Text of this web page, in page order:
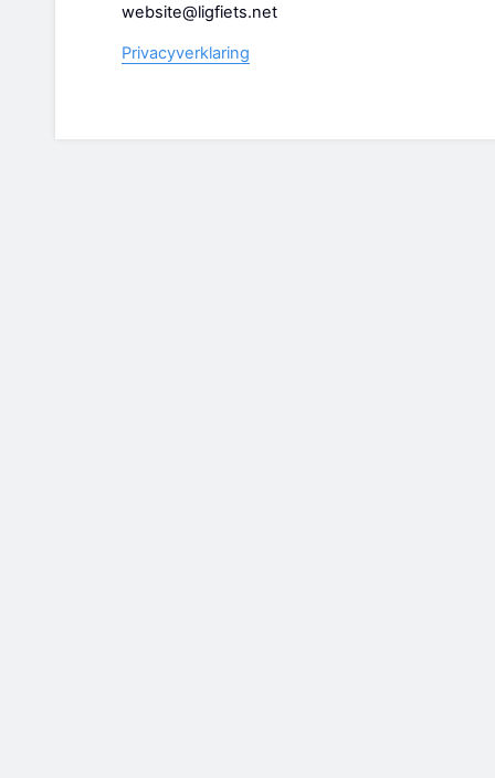
website@ligfiets.net
Privacyverklaring